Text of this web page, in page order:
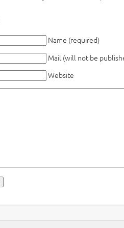
Name (required)
Mail (will not be
Website